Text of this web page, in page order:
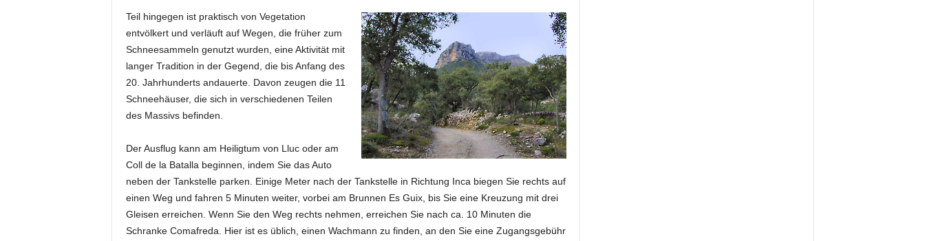
Teil hingegen ist praktisch von Vegetation
entvölkert und verläuft auf Wegen, die früher zum
Schneesammeln genutzt wurden, eine Aktivität mit
langer Tradition in der Gegend, die bis Anfang des
20. Jahrhunderts andauerte. Davon zeugen die 11
Schneehäuser, die sich in verschiedenen Teilen
des Massivs befinden.
Der Ausflug kann am Heiligtum von Lluc oder am
Coll de la Batalla beginnen, indem Sie das Auto
neben der Tankstelle parken. Einige Meter nach der Tankstelle in Richtung Inca biegen Sie rechts auf
einen Weg und fahren 5 Minuten weiter, vorbei am Brunnen Es Guix, bis Sie eine Kreuzung mit drei
Gleisen erreichen. Wenn Sie den Weg rechts nehmen, erreichen Sie nach ca. 10 Minuten die
Schranke Comafreda. Hier ist es üblich, einen Wachmann zu finden, an den Sie eine Zugangsgebühr